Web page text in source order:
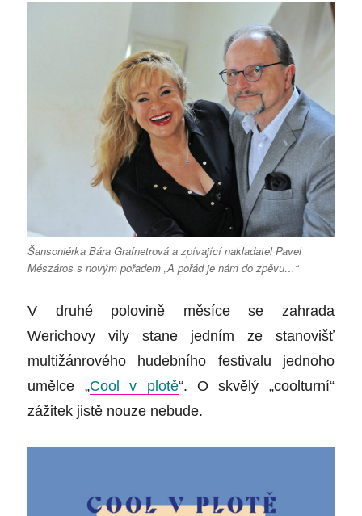
Šansoniérka Bára Grafnetrová a zpívající nakladatel Pavel
Mészáros s novým pořadem „A pořád je nám do zpěvu…“
V druhé polovině měsíce se zahrada
Werichovy vily stane jedním ze stanovišť
multižánrového hudebního festivalu jednoho
umělce
„Cool v plotě“. O skvělý „coolturní“
zážitek jistě nouze nebude.